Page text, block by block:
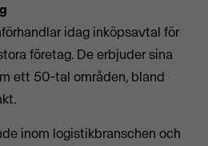
idag inköpsavtal för
företag. De erbjuder sina
ett 50-tal områden, bland
inom logistikbranschen och